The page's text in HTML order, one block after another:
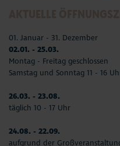
01. Januar - 31. Dezember
02.01. - 25.03.
Montag - Freitag geschlossen
Samstag und Sonntag 11 - 16
26.03. - 23.08.
täglich 10 - 17 Uhr
24.08. - 22.09.
aufgrund der